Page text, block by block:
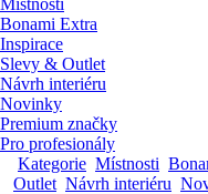
Místnosti
Bonami Extra
Inspirace
Slevy & Outlet
Návrh interiéru
Novinky
Premium značky
Pro profesionály
Kategorie Místnosti
Outlet Návrh interiéru